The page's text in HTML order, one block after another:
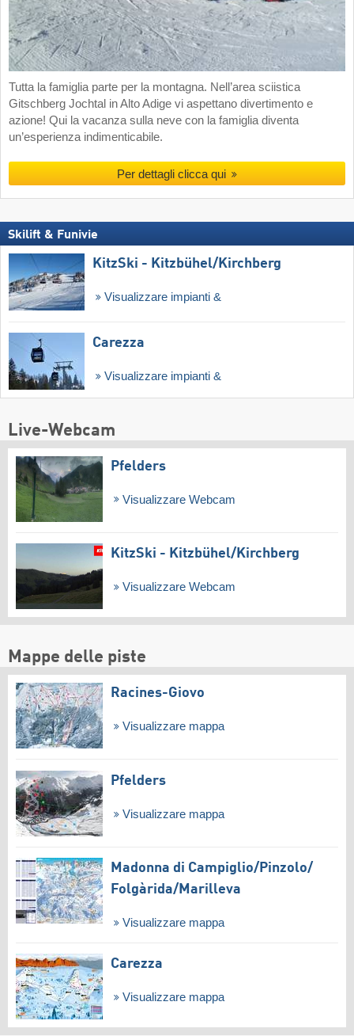
Tutta la famiglia parte per la montagna. Nell’area sciistica
Gitschberg Jochtal in Alto Adige vi aspettano divertimento e
azione! Qui la vacanza sulla neve con la famiglia diventa
un’esperienza indimenticabile.
Per dettagli clicca qui
Skilift & Funivie
KitzSki - Kitzbühel/​Kirchberg
Visualizzare impianti &
Carezza
Visualizzare impianti &
Live-Webcam
Pfelders
Visualizzare Webcam
KitzSki - Kitzbühel/​Kirchberg
Visualizzare Webcam
Mappe delle piste
Racines-Giovo
Visualizzare mappa
Pfelders
Visualizzare mappa
Madonna di Campiglio/​Pinzolo/​
Folgàrida/​Marilleva
Visualizzare mappa
Carezza
Visualizzare mappa